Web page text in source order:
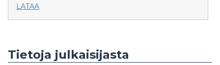
LATAA
Tietoja julkaisijasta